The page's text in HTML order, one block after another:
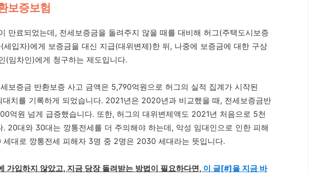
보증보험
만료되었는데, 전세보증금을 돌려주지 않을 때를 대비해 허그(주택도시보증
세입자)에게 보증금을 대신 지급(대위변제)한 뒤, 나중에 보증금에 대한 구상
(임차인)에게 청구하는 제도입니다.
보증금 반환보증 사고 금액은 5,790억원으로 허그의 실적 집계가 시작된
치를 기록하게 되었습니다. 2021년은 2020년과 비교했을 때, 전세보증금반
억원 넘게 급증했습니다. 또한, 허그의 대위변제액도 2021년 처음으로 5천
. 20대와 30대는 깡통전세를 더 주의해야 하는데, 악성 임대인으로 인한 피해
세대로 깡통전세 피해자 3명 중 2명은 2030 세대라는 뜻입니다.
가입하지 않았고, 지금 당장 돌려받는 방법이 필요하다면, 이 글[#]을 지금 바